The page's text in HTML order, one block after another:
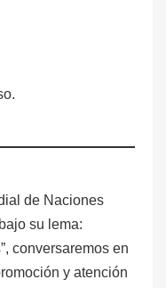
de Naciones
su lema:
conversaremos en
y atención